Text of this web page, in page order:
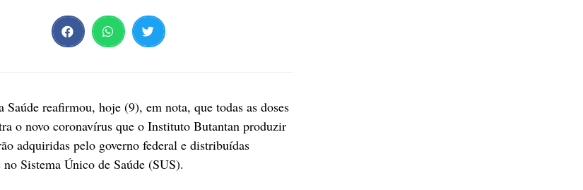
reafirmou, hoje (9), em nota, que todas as doses
o novo coronavírus que o Instituto Butantan produzir
adquiridas pelo governo federal e distribuídas
Sistema Único de Saúde (SUS).